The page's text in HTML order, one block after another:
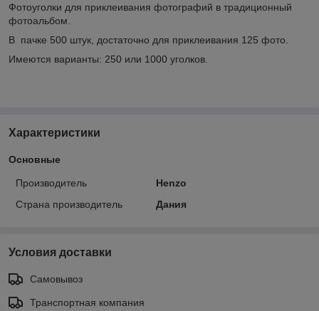
Фотоуголки для приклеивания фотографий в традиционный
фотоальбом.
В пачке 500 штук, достаточно для приклеивания 125 фото.
Имеются варианты: 250 или 1000 уголков.
Характеристики
Основные
Производитель
Henzo
Страна производитель
Дания
Условия доставки
Самовывоз
Транспортная компания